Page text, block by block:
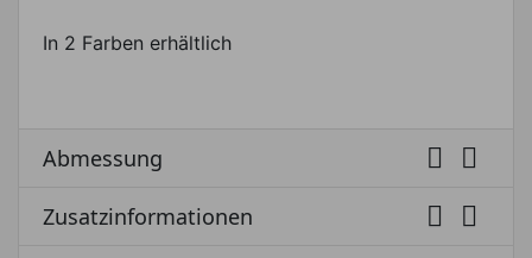
In 2 Farben erhältlich
Abmessung  
Zusatzinformationen  